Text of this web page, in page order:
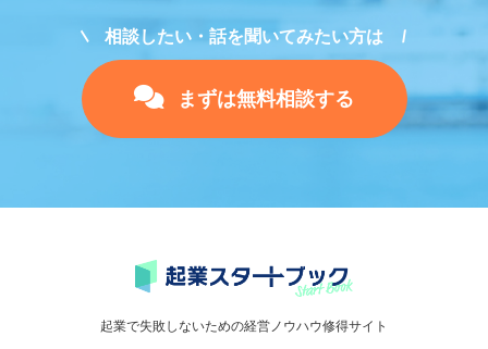
相談したい・話を聞いてみたい方は
まずは無料相談する
起業で失敗しないための経営ノウハウ修得サイト